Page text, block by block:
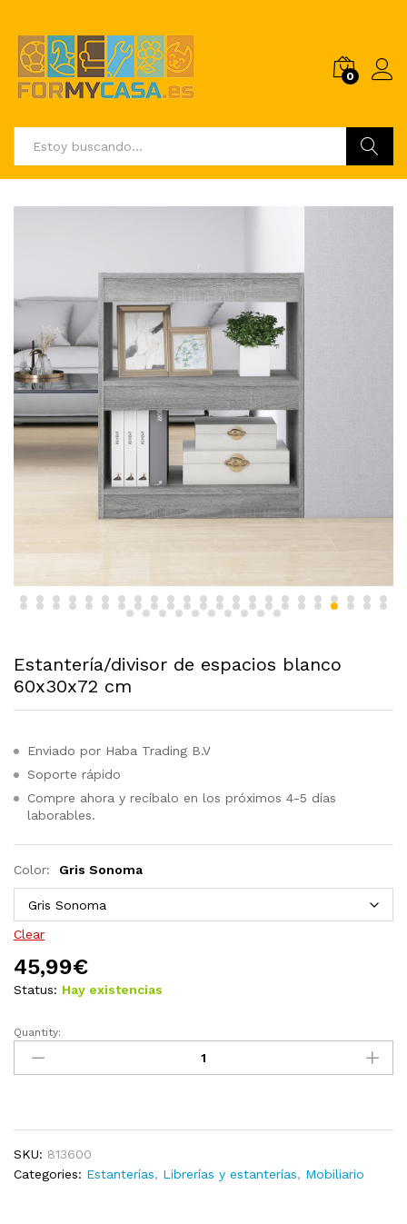
0
Estantería/divisor de espacios blanco
60x30x72 cm
Enviado por Haba Trading B.V
Soporte rápido
Compre ahora y recíbalo en los próximos 4-5 días
laborables.
Color: Gris Sonoma
Clear
45,99€
Status: Hay existencias
Estantería/divisor
espacios
quantity
Quantity:
SKU: 813600
Categories: Estanterías, Librerías y estanterías, Mobiliario